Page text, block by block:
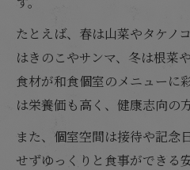
たとえば、春は山菜やタケノ
はきのこやサンマ、冬は根菜
食材が和食個室のメニューに
は栄養価も高く、健康志向の
また、個室空間は接待や記念
せずゆっくりと食事ができる